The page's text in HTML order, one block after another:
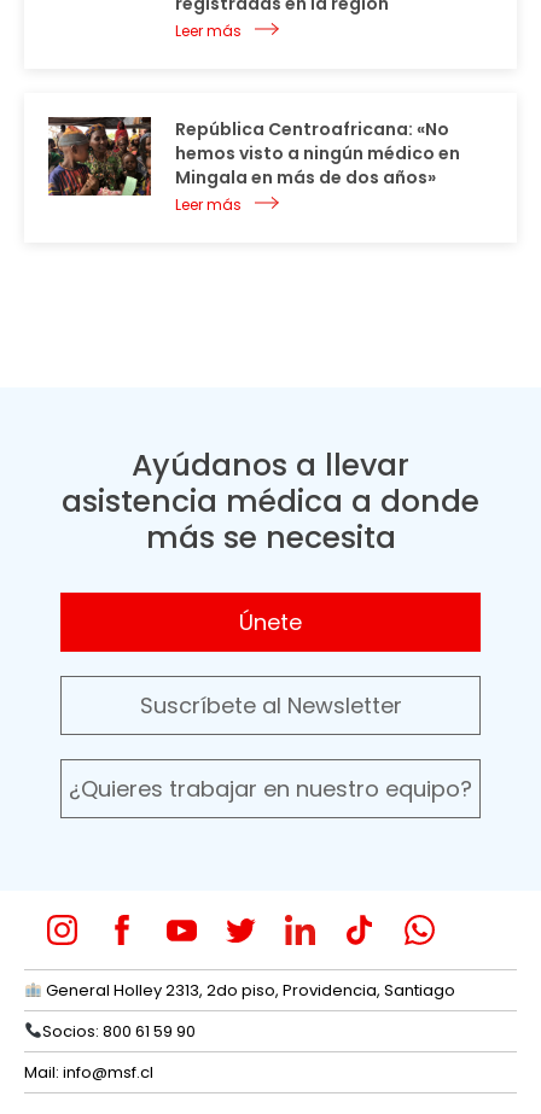
Leer más
República Centroafricana: «No
hemos visto a ningún médico en
Mingala en más de dos años»
Leer más
Ayúdanos a llevar
asistencia médica a donde
más se necesita
Únete
Suscríbete al Newsletter
¿Quieres trabajar en nuestro equipo?
General Holley 2313, 2do piso, Providencia, Santiago
Socios: 800 61 59 90
Mail: info@msf.cl